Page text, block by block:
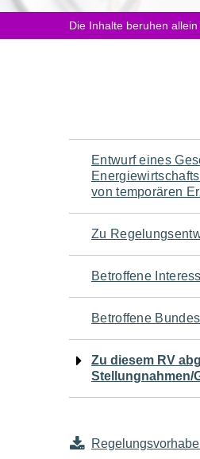
hier:Die Inhalte beruhen
für
den
Entwurf eines
von temporären
Zu
Betroffene
Betroffene
Zu diesem RV
Stellungnahmen/